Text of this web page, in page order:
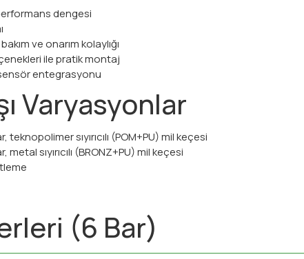
dengesi
ve onarım kolaylığı
ile pratik montaj
entegrasyonu
Varyasyonlar
teknopolimer sıyırıcılı (POM+PU) mil keçesi
sıyırıcılı (BRONZ+PU) mil keçesi
(6 Bar)